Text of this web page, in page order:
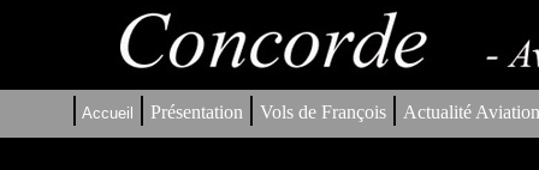
| Accueil | Présentation | Vols de François | Actualité